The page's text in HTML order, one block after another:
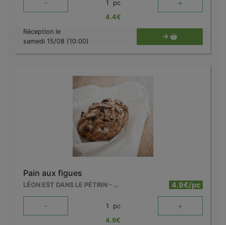
- 1 pc +
4.4€
Réception le
samedi 15/08 (10:00)
Pain aux figues
LÉON EST DANS LE PÉTRIN - MOUSCRON 4.9€/pc
- 1 pc +
4.9€